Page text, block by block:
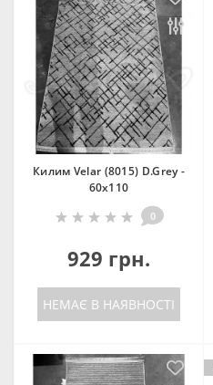
Килим Velar (8015) D.Grey -
60х110
0
929 грн.
НЕМАЄ В НАЯВНОСТІ